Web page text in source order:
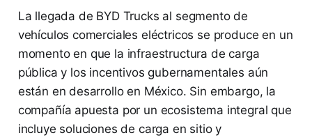
La llegada de BYD Trucks al segmento de
vehículos comerciales eléctricos se produce en un
momento en que la infraestructura de carga
pública y los incentivos gubernamentales aún
están en desarrollo en México. Sin embargo, la
compañía apuesta por un ecosistema integral que
incluye soluciones de carga en sitio y